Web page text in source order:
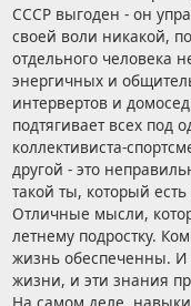
СССР выгоден - он
своей воли никакой,
отдельного человека
энергичных и
интервертов и
подтягивает всех под
коллективиста-
другой - это
такой ты, который
Отличные мысли,
летнему подростку.
жизнь обеспеченны. И
жизни, и эти знания